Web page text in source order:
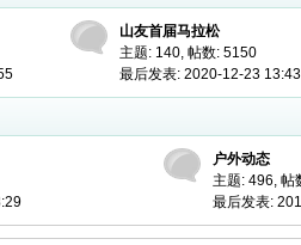
山友首届马拉松
主题: 140, 帖数: 5150
最后发表: 2020-12-23 13:43
户外动态
主题: 496, 帖
最后发表: